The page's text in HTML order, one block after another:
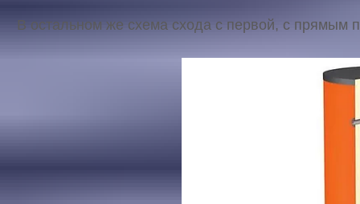
В остальном же схема схода с первой, с прямым